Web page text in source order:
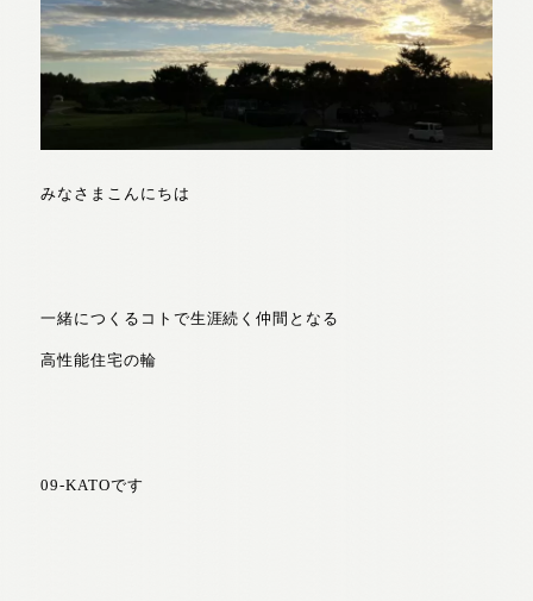
みなさまこんにちは
一緒につくるコトで生涯続く仲間となる
高性能住宅の輪
09-KATOです